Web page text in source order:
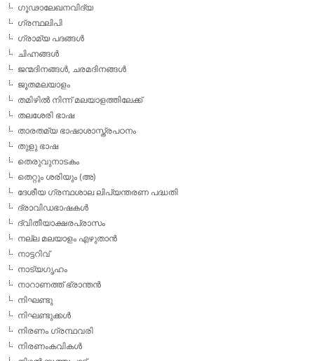
ഗൂഢാലേഖനവിദ്യ
ഗ്രന്ഥലിപി
ഗ്രാമ്യ പദങ്ങള്‍
ചിഹ്നങ്ങള്‍
ജന്മദിനങ്ങള്‍, ചരമദിനങ്ങള്‍
ജൂതമലയാളം
തമിഴില്‍ നിന്ന് മലയാളത്തിലേക്ക്
തലശേരി ഭാഷ
താരതമ്യ ഭാഷാശാസ്ത്രപഠനം
തുളു ഭാഷ
തെരുവുനാടകം
തെറ്റും ശരിയും (അ)
ദേശീയ ഗ്രന്ഥശാല ലിപ്യന്തരണ പദ്ധതി
ദ്രാവിഡഭാഷകള്‍
ദ്വിതീയാക്ഷരപ്രാസം
നല്ല മലയാളം എഴുതാന്‍
നാട്ടറിവ്
നാട്യഗൃഹം
നാറാണത്ത് ഭ്രാന്തന്‍
നിഘണ്ടു
നിഘണ്ടുക്കള്‍
നിരണം ഗ്രന്ഥവരി
നിരണംകവികള്‍